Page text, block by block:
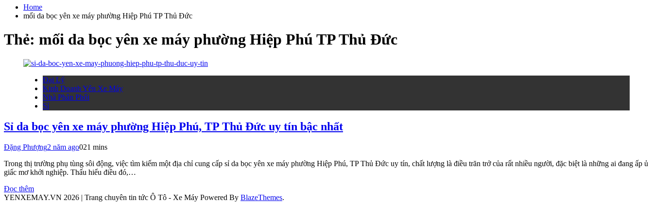
cho:
Home
mối da bọc yên xe máy phường Hiệp Phú TP Thủ Đức
Thẻ: mối da bọc yên xe máy phường Hiệp Phú TP Thủ Đức
Đại Lý
Kinh Doanh Yên Xe Máy
Nhà Phân Phối
Sỉ
Sỉ da bọc yên xe máy phường Hiệp Phú, TP Thủ Đức uy tín bậc nhất
Đặng Phượng2 năm ago021 mins
Trong thị trường phụ tùng sôi động, việc tìm kiếm một địa chỉ cung cấp sỉ da bọc yên xe máy phường Hiệp Phú, TP Thủ Đức uy tín, chất lượng là điều trăn trở của rất nhiều người, đặc biệt là những ai đang ấp ủ
giấc mơ khởi nghiệp. Thấu hiểu điều đó,…
Đọc thêm
YENXEMAY.VN 2026 | Trang chuyên tin tức Ô Tô - Xe Máy Powered By BlazeThemes.